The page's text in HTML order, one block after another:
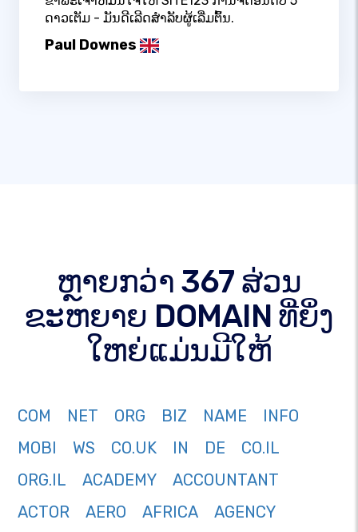
ດາວເຕັມ - ມັນດີເລີດສໍາລັບຜູ້ເລີ່ມຕົ້ນ.
Paul Downes
ຫຼາຍກວ່າ 367 ສ່ວນ
ຂະຫຍາຍ DOMAIN ທີ່ຍິ່ງ
ໃຫຍ່ແມ່ນມີໃຫ້
COM NET ORG BIZ NAME
INFO
MOBI
WS CO.UK IN DE
CO.IL
ORG.IL
ACADEMY
ACCOUNTANT
ACTOR
AERO AFRICA
AGENCY